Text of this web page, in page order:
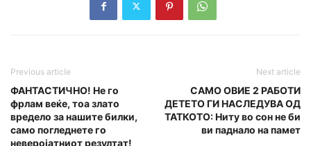
Previous article
ФАНТАСТИЧНО! Не го
фрлам веќе, тоа злато
вредело за нашите билки,
само погледнете го
неверојатниот резултат!
Next article
САМО ОВИЕ 2 РАБОТИ
ДЕТЕТО ГИ НАСЛЕДУВА ОД
ТАТКОТО: Ниту во сон не би
ви паднало на памет